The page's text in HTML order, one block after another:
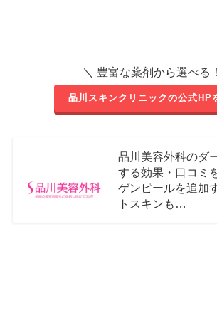
＼ 豊富な薬剤から選べる
品川スキンクリニックの公式HP
品川美容外科のダ
する効果・口コミ
ゲンピールを追加
トスキンも…